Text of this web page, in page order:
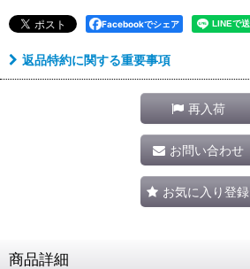
Facebookでシェア
返品特約に関する重要事項
再入荷
お問い合わせ
お気に入り登録
商品詳細